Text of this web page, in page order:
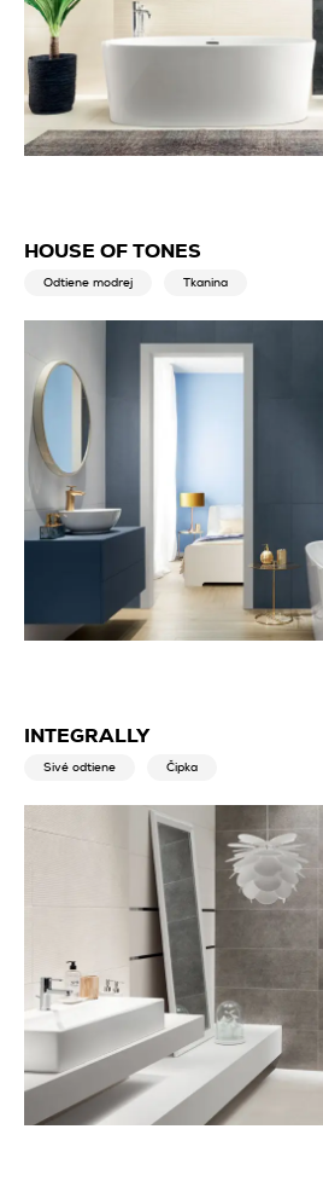
HOUSE OF TONES
Odtiene modrej Tkanina
INTEGRALLY
Sivé odtiene Čipka